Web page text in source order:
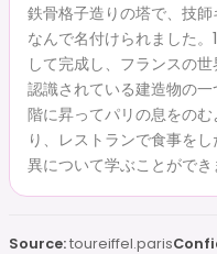
鉄骨格子造りの塔で、技
なんで名付けられました
して完成し、フランスの
認識されている建造物の
階に昇ってパリの息をの
り、レストランで食事を
異について学ぶことができ
Source:toureiffel.paris